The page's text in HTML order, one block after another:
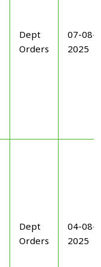
Dept
Orders
07-08-
2025
Dept
Orders
04-08-
2025